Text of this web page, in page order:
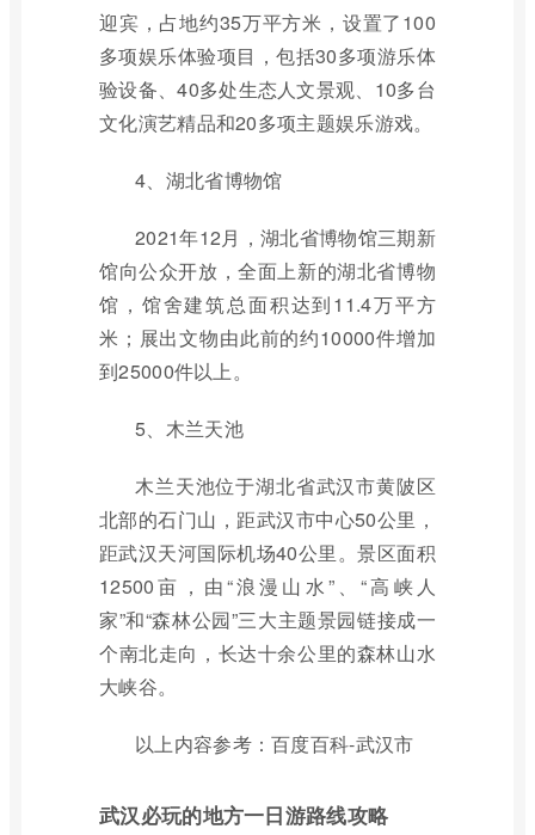
迎宾，占地约35万平方米，设置了100
多项娱乐体验项目，包括30多项游乐体
验设备、40多处生态人文景观、10多台
文化演艺精品和20多项主题娱乐游戏。
4、湖北省博物馆
2021年12月，湖北省博物馆三期新
馆向公众开放，全面上新的湖北省博物
馆，馆舍建筑总面积达到11.4万平方
米；展出文物由此前的约10000件增加
到25000件以上。
5、木兰天池
木兰天池位于湖北省武汉市黄陂区
北部的石门山，距武汉市中心50公里，
距武汉天河国际机场40公里。景区面积
12500亩，由“浪漫山水”、“高峡人
家”和“森林公园”三大主题景园链接成一
个南北走向，长达十余公里的森林山水
大峡谷。
以上内容参考：百度百科-武汉市
武汉必玩的地方一日游路线攻略